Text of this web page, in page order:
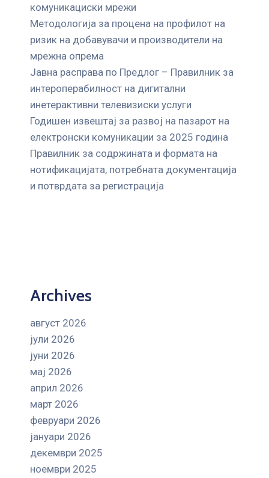
комуникациски мрежи
Mетодологија за процена на профилот на
ризик на добавувачи и производители на
мрежна опрема
Јавна расправа по Предлог – Правилник за
интероперабилност на дигитални
инетерактивни телевизиски услуги
Годишен извештај за развој на пазарот на
електронски комуникации за 2025 година
Правилник за содржината и формата на
нотификацијата, потребната документација
и потврдата за регистрација
Archives
август 2026
јули 2026
јуни 2026
мај 2026
април 2026
март 2026
февруари 2026
јануари 2026
декември 2025
ноември 2025